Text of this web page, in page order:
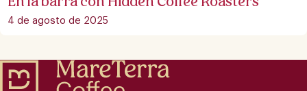
4 de agosto de 2025